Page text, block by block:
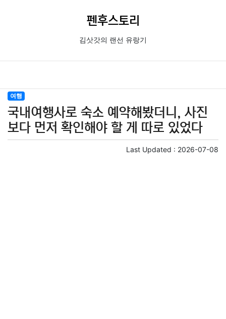
펜후스토리
김삿갓의 랜선 유랑기
여행
국내여행사로 숙소 예약해봤더니, 사진
보다 먼저 확인해야 할 게 따로 있었다
Last Updated : 2026-07-08